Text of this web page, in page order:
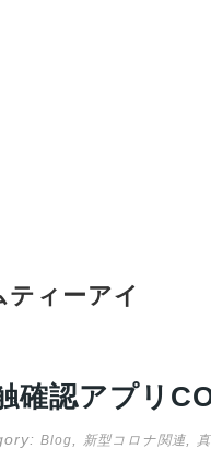
ティーアイ
確認アプリ
Blog 新型コロナ関連